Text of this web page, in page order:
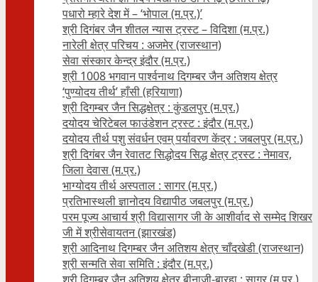
पधारो म्हारे देश में – ‘भोपाल (म.प्र.)’
श्री दिगंबर जैन शीतल न्यास ट्रस्ट – विदिशा (म.प्र.)
नारेली क्षेत्र परिचय : अजमेर (राजस्थान)
सेवा संस्कार केन्द्र इंदौर (म.प्र.)
श्री 1008 भगवान पार्श्वनाथ दिगम्बर जैन अतिशय क्षे‍त्र
‘पुण्योदय तीर्थ’ हाँसी (हरियाणा)
श्री दिगम्बर जैन सिद्धक्षेत्र : कुंडलपुर (म.प्र.)
दयोदय चेरिटेबल फाउंडेशन ट्रस्ट : इंदौर (म.प्र.)
दयोदय तीर्थ पशु संवर्धन एवम्‌ पर्यावरण केंद्र : जबलपुर (म.प्र.)
श्री दिगंबर जैन रेवातट सिद्धोदय सिद्ध क्षेत्र ट्रस्ट : नेमावर,
जिला देवास (म.प्र.)
भाग्योदय तीर्थ अस्पताल : सागर (म.प्र.)
प्रतिभास्थली ज्ञानोदय विद्यापीठ जबलपुर (म.प्र.)
परम पूज्य आचार्य श्री विद्यासागर जी के आशीर्वाद से सम्मेद शिखर
जी में श्रीसेवायतन (झारखंड)
श्री आदिनाथ दिगम्बर जैन अतिशय क्षेत्र चाँदखेडी (राजस्थान)
श्री सन्मति सेवा समिति : इंदौर (म.प्र.)